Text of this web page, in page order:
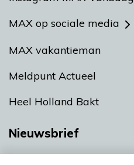
MAX op sociale media
MAX vakantieman
Meldpunt Actueel
Heel Holland Bakt
Nieuwsbrief